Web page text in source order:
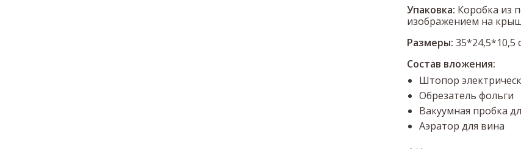
Упаковка: Коробка из
изображением на
Размеры: 35*24,5*10,5
Состав вложения:
Штопор
Обрезатель фольги
Вакуумная пробка
Аэратор для вина